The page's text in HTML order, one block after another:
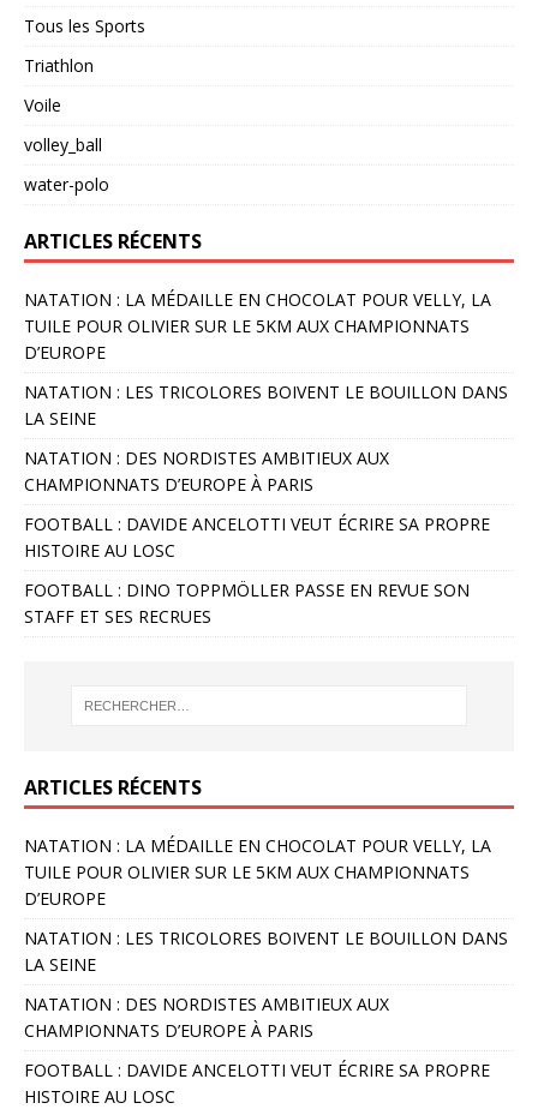
Tous les Sports
Triathlon
Voile
volley_ball
water-polo
ARTICLES RÉCENTS
NATATION : LA MÉDAILLE EN CHOCOLAT POUR VELLY, LA
TUILE POUR OLIVIER SUR LE 5KM AUX CHAMPIONNATS
D’EUROPE
NATATION : LES TRICOLORES BOIVENT LE BOUILLON DANS
LA SEINE
NATATION : DES NORDISTES AMBITIEUX AUX
CHAMPIONNATS D’EUROPE À PARIS
FOOTBALL : DAVIDE ANCELOTTI VEUT ÉCRIRE SA PROPRE
HISTOIRE AU LOSC
FOOTBALL : DINO TOPPMÖLLER PASSE EN REVUE SON
STAFF ET SES RECRUES
ARTICLES RÉCENTS
NATATION : LA MÉDAILLE EN CHOCOLAT POUR VELLY, LA
TUILE POUR OLIVIER SUR LE 5KM AUX CHAMPIONNATS
D’EUROPE
NATATION : LES TRICOLORES BOIVENT LE BOUILLON DANS
LA SEINE
NATATION : DES NORDISTES AMBITIEUX AUX
CHAMPIONNATS D’EUROPE À PARIS
FOOTBALL : DAVIDE ANCELOTTI VEUT ÉCRIRE SA PROPRE
HISTOIRE AU LOSC